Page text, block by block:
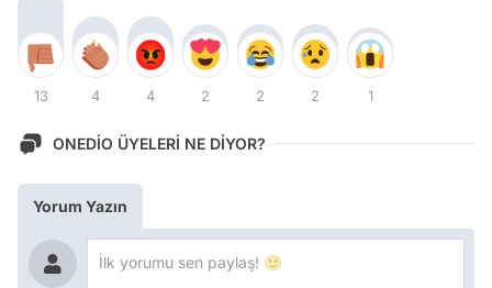
13 4 4 2 2 2 1
ONEDİO ÜYELERİ NE DİYOR?
Yorum Yazın